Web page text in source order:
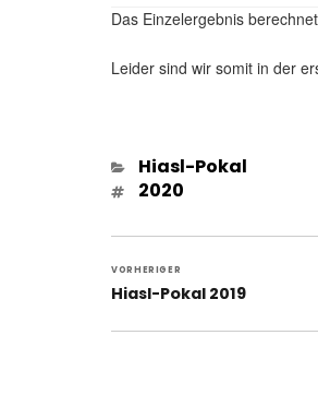
Das Einzelergebnis
Leider sind wir somit in der
Kategorien
Hiasl-Pokal
Schlagwörter
2020
VORHERIGER
Vorheriger
Hiasl-Pokal 2019